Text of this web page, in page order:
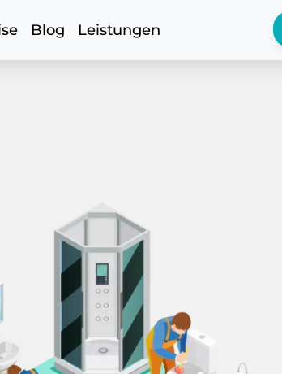
Blog Leistungen